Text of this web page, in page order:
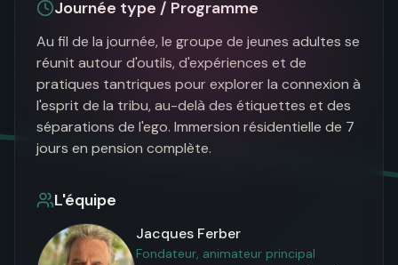
Journée type / Programme
Au fil de la journée, le groupe de jeunes adultes se
réunit autour d'outils, d'expériences et de
pratiques tantriques pour explorer la connexion à
l'esprit de la tribu, au-delà des étiquettes et des
séparations de l'ego. Immersion résidentielle de 7
jours en pension complète.
L'équipe
Jacques Ferber
Fondateur, animateur principal